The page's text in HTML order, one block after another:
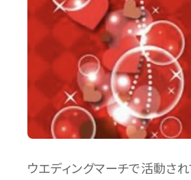
ウエディングマーチで活動さ